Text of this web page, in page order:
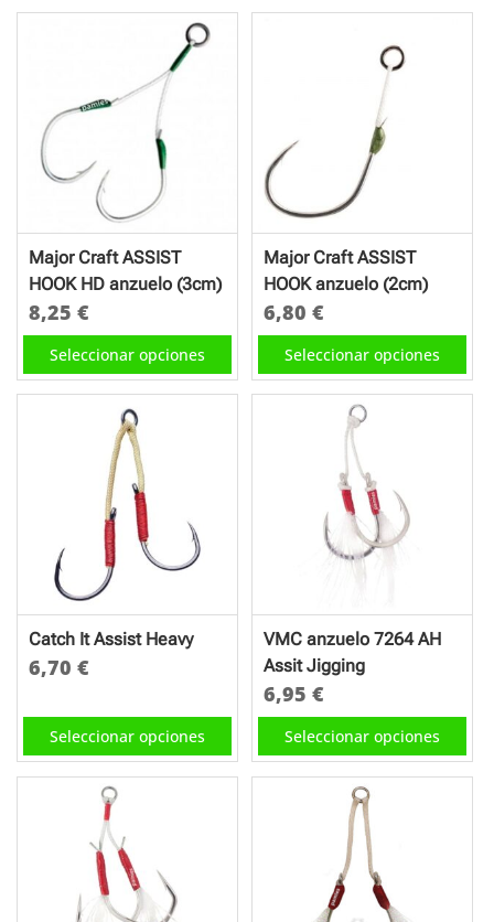
tiene
múltiples
variantes.
Las
opciones
se
pueden
en
la
página
de
producto
Major Craft ASSIST
HOOK HD anzuelo (3cm)
8,25 €
Seleccionar opciones
Este
producto
tiene
múltiples
variantes.
Las
opciones
se
pueden
en
de
producto
Major Craft ASSIST
HOOK anzuelo (2cm)
6,80€
Seleccionar opciones
Este
producto
tiene
múltiples
Las
opciones
se
pueden
en
página
de
producto
Catch It Assist Heavy
6,70 €
Seleccionar opciones
producto
tiene
múltiples
opciones
se
VMC anzuelo 7264 AH
Assit Jigging
6,95€
Seleccionar opciones
Este
producto
tiene
múltiples
variantes.
Las
opciones